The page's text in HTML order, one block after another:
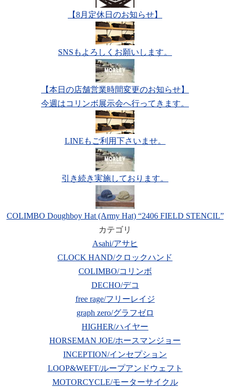
【8月定休日のお知らせ】
SNSもよろしくお願いします。
【本日の店舗営業時間変更のお知らせ】
今週はコリンボ展示会へ行ってきます。
LINEもご利用下さいませ。
引き続き実施しております。
COLIMBO Doughboy Hat (Army Hat) “2406 FIELD STENCIL”
カテゴリ
Asahi/アサヒ
CLOCK HAND/クロックハンド
COLIMBO/コリンボ
DECHO/デコ
free rage/フリーレイジ
graph zero/グラフゼロ
HIGHER/ハイヤー
HORSEMAN JOE/ホースマンジョー
INCEPTION/インセプション
LOOP&WEFT/ループアンドウェフト
MOTORCYCLE/モーターサイクル